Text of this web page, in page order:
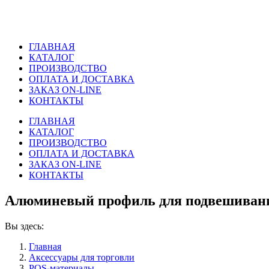
ГЛАВНАЯ
КАТАЛОГ
ПРОИЗВОДСТВО
ОПЛАТА И ДОСТАВКА
ЗАКАЗ ON-LINE
КОНТАКТЫ
ГЛАВНАЯ
КАТАЛОГ
ПРОИЗВОДСТВО
ОПЛАТА И ДОСТАВКА
ЗАКАЗ ON-LINE
КОНТАКТЫ
Алюминевый профиль для
Вы здесь:
Главная
Аксессуары для торговли